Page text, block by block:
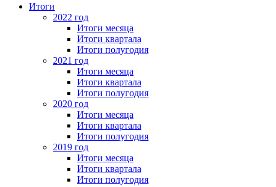
Итоги
2022 год
Итоги месяца
Итоги квартала
Итоги полугодия
2021 год
Итоги месяца
Итоги квартала
Итоги полугодия
2020 год
Итоги месяца
Итоги квартала
Итоги полугодия
2019 год
Итоги месяца
Итоги квартала
Итоги полугодия